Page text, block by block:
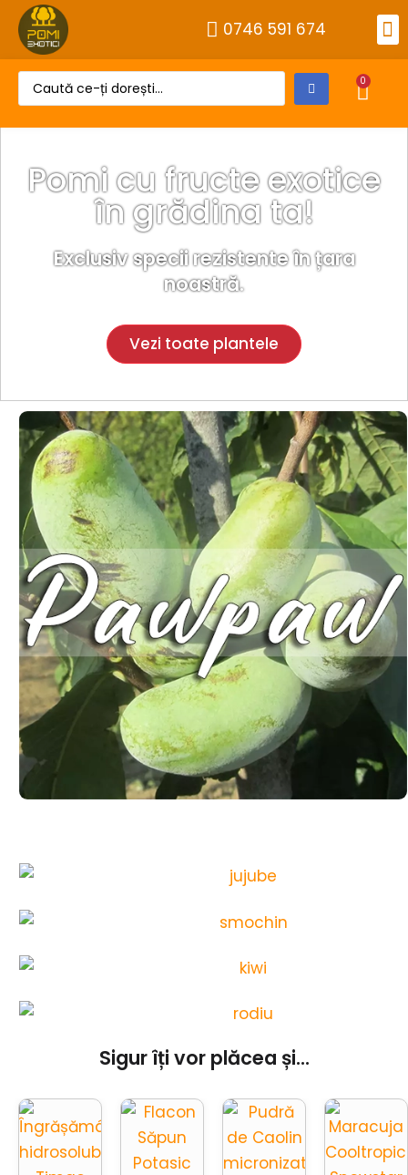
0746 591 674
0
Pomi cu fructe exotice
în grădina ta!
Exclusiv specii rezistente în țara
noastră.
Vezi toate plantele
Sigur îți vor plăcea și...